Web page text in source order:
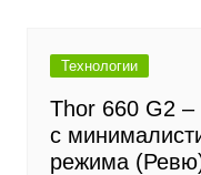
Технологии
Thor 660 G2 –
с
режима